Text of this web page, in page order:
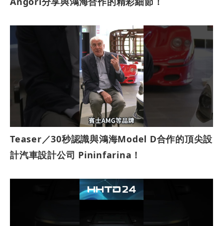
Teaser／30秒認識與鴻海Model D合作的頂尖設
計汽車設計公司 Pininfarina！